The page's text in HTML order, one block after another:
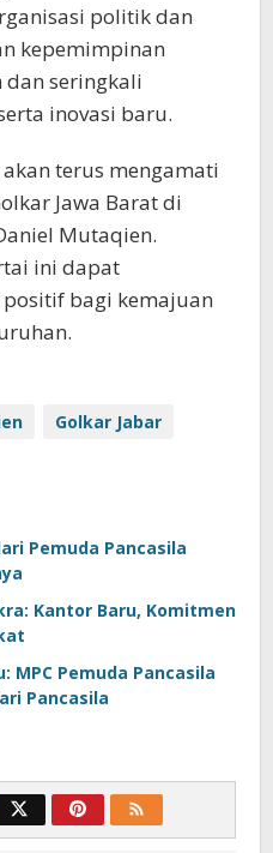
politik dan
kepemimpinan
seringkali
inovasi baru.
terus mengamati
Jawa Barat di
Mutaqien.
ini dapat
bagi kemajuan
Golkar Jabar
Pemuda Pancasila
Kantor Baru, Komitmen
MPC Pemuda Pancasila
Pancasila